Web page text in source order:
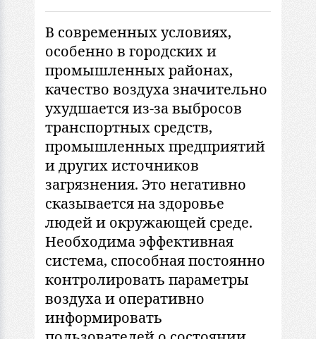
В современных условиях,
особенно в городских и
промышленных районах,
качество воздуха значительно
ухудшается из-за выбросов
транспортных средств,
промышленных предприятий
и других источников
загрязнения. Это негативно
сказывается на здоровье
людей и окружающей среде.
Необходима эффективная
система, способная постоянно
контролировать параметры
воздуха и оперативно
информировать